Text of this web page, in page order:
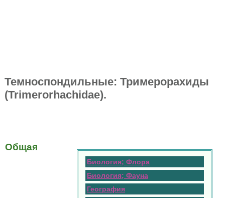
Темноспондильные: Тримерорахиды
(Trimerorhachidae).
Биология; Флора
Биология; Фауна
География
Общая